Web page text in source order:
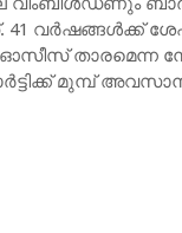
41 വര്‍ഷങ്ങള്‍ക്ക്
താരമെന്ന
മുമ്പ്